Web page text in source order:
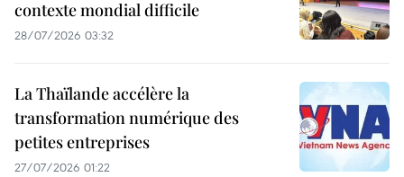
contexte mondial difficile
28/07/2026 03:32
La Thaïlande accélère la
transformation numérique des
petites entreprises
27/07/2026 01:22